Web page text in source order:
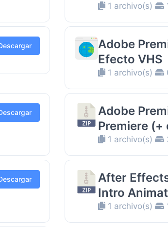
1 archivo(s)
Adobe
Efecto VHS
1 archivo(s)
Adobe
Premiere
1 archivo(s)
After
Intro
1 archivo(s)